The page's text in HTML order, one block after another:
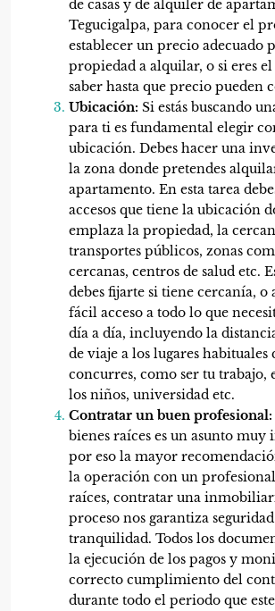
de casas y de alquiler de
Tegucigalpa, para conocer el
establecer un precio adecuado
propiedad a alquilar, o si eres
saber hasta que precio pueden
Ubicación: Si estás buscando
para ti es fundamental elegir
ubicación. Debes hacer una
la zona donde pretendes
apartamento. En esta tarea
accesos que tiene la ubicación
emplaza la propiedad, la
transportes públicos, zonas
cercanas, centros de salud etc.
debes fijarte si tiene cercanía, o
fácil acceso a todo lo que
día a día, incluyendo la
de viaje a los lugares habituales
concurres, como ser tu trabajo,
los niños, universidad etc.
Contratar un buen profesional:
bienes raíces es un asunto muy
por eso la mayor
la operación con un
raíces, contratar una
proceso nos garantiza
tranquilidad. Todos los
la ejecución de los pagos y
correcto cumplimiento del
durante todo el periodo que